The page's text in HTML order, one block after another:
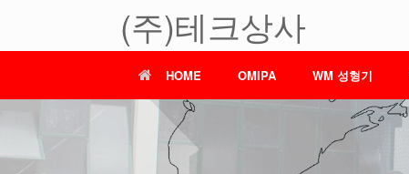
(주)테크상사
HOME OMIPA WM 성형기